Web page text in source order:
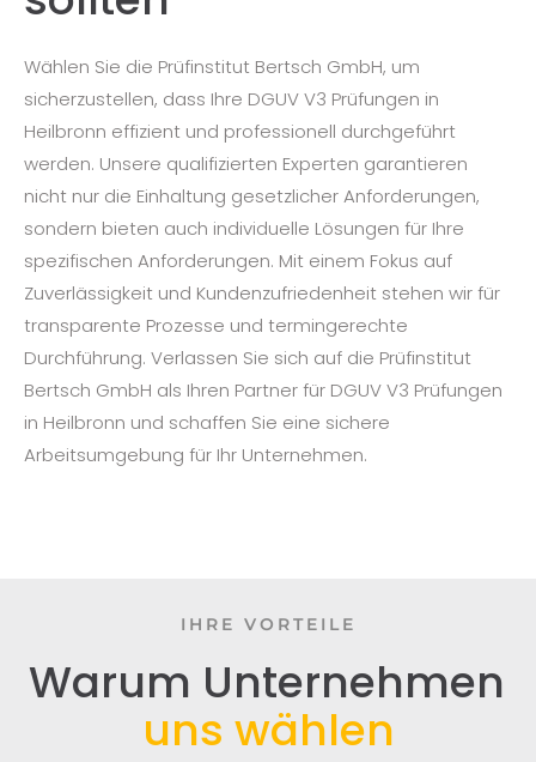
Wählen Sie die Prüfinstitut Bertsch GmbH, um
sicherzustellen, dass Ihre DGUV V3 Prüfungen in
Heilbronn effizient und professionell durchgeführt
werden. Unsere qualifizierten Experten garantieren
nicht nur die Einhaltung gesetzlicher Anforderungen,
sondern bieten auch individuelle Lösungen für Ihre
spezifischen Anforderungen. Mit einem Fokus auf
Zuverlässigkeit und Kundenzufriedenheit stehen wir für
transparente Prozesse und termingerechte
Durchführung. Verlassen Sie sich auf die Prüfinstitut
Bertsch GmbH als Ihren Partner für DGUV V3 Prüfungen
in Heilbronn und schaffen Sie eine sichere
Arbeitsumgebung für Ihr Unternehmen.
IHRE VORTEILE
Warum Unternehmen
uns wählen